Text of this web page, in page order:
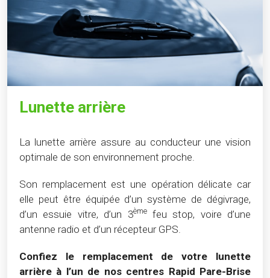
Lunette arrière
La lunette arrière assure au conducteur une vision
optimale de son environnement proche.
Son remplacement est une opération délicate car
elle peut être équipée d’un système de dégivrage,
d’un essuie vitre, d’un 3èmefeu stop, voire d’une
antenne radio et d’un récepteur GPS.
Confiez le remplacement de votre lunette
arrière à l’un de nos centres Rapid Pare-Brise